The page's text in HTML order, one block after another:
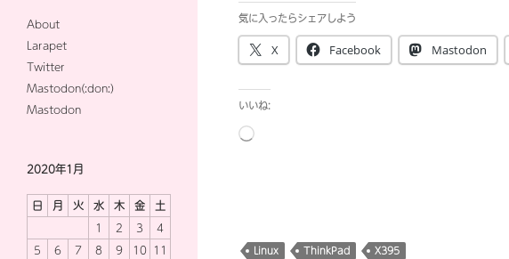
気に入ったらシェアしよう
X Facebook Mastodon
いいね:
読
Linux ThinkPad X395
About
Larapet
Twitter
Mastodon(:don:)
Mastodon
2020年1月
日 月 火 水 木 金
土
1
2 3
4
5
6 7 8 9 10 11